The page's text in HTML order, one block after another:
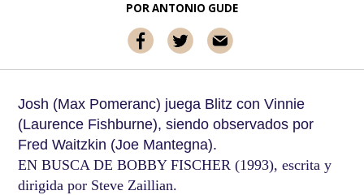
PORANTONIO GUDE
Josh (Max Pomeranc) juega Blitz con Vinnie
(Laurence Fishburne), siendo observados por
Fred Waitzkin (Joe Mantegna).
EN BUSCA DE BOBBY FISCHER (1993), escrita y
dirigida por Steve Zaillian.